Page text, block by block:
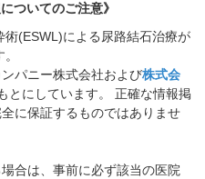
ついてのご注意》
(ESWL)による尿路結石治療が
パニー株式会社および株式会
とにしています。 正確な情報掲
に保証するものではありませ
合は、事前に必ず該当の医院